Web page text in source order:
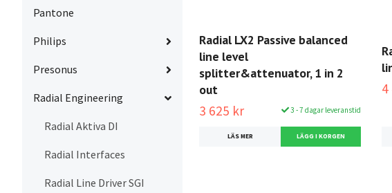
Pantone
Philips
Presonus
Radial Engineering
Radial Aktiva DI
Radial Interfaces
Radial Line Driver SGI
Radial LX2 Passive balanced
line level
splitter&attenuator, 1 in 2
out
3 625 kr 3 - 7 dagar leveranstid
LÄS MER
4